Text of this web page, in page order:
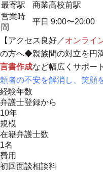
最寄駅
商業高校前駅
営業時
間
平日 9:00〜20:00
【アクセス良好／オンライ
の方へ◆親族間の対立を円
言書作成など幅広くサポー
頼者の不安を解消し、笑顔
経験年数
弁護士登録から
10年
規模
在籍弁護士数
1名
費用
初回面談相談料